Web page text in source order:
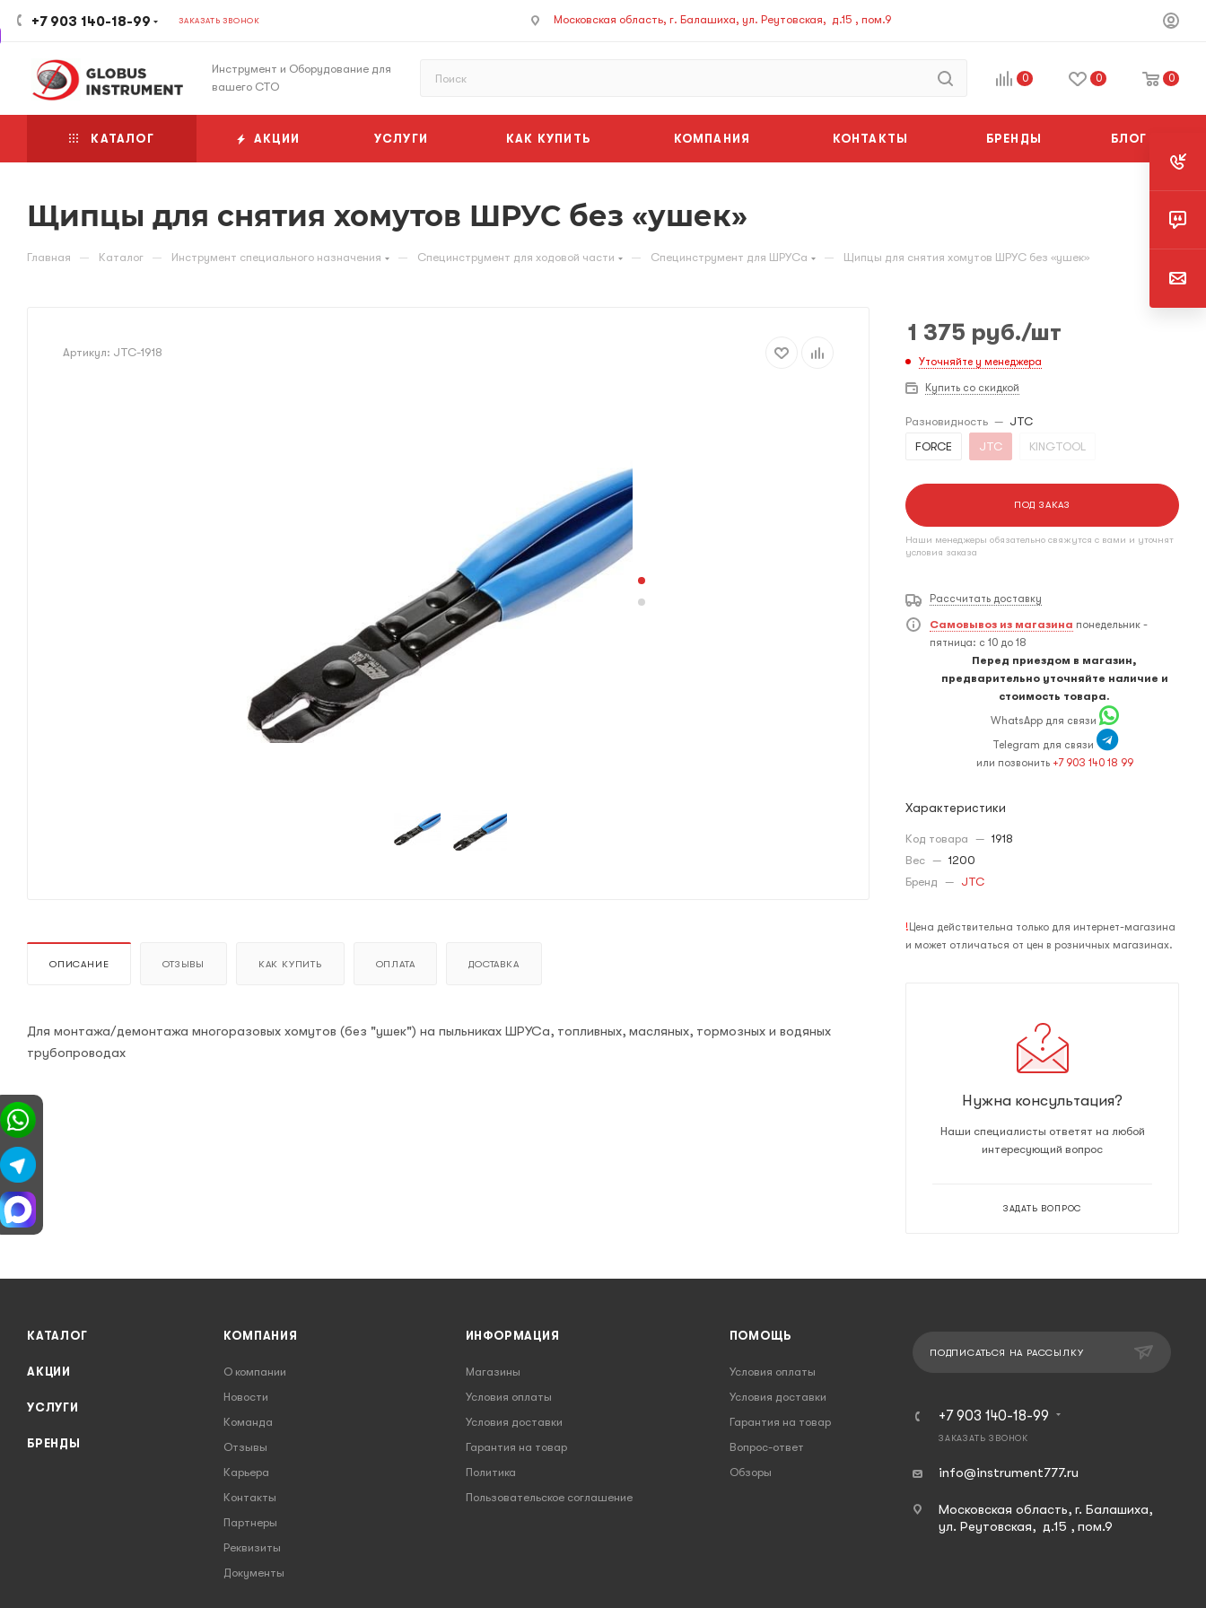
+7 903 140-18-99 ЗАКАЗАТЬ ЗВОНОК Московская область, г. Балашиха, ул. Реутовская, д.15 , пом.9
Инструмент и Оборудование для
вашего СТО
0 0 0
КАТАЛОГ АКЦИИ УСЛУГИ КАК КУПИТЬ КОМПАНИЯ КОНТАКТЫ БРЕНДЫ БЛОГ
Щипцы для снятия хомутов ШРУС без «ушек»
Главная — Каталог — Инструмент специального назначения — Специнструмент для ходовой части — Специнструмент для ШРУСа — Щипцы для снятия хомутов ШРУС без «ушек»
Артикул: JTC-1918
ОПИСАНИЕ ОТЗЫВЫ КАК КУПИТЬ ОПЛАТА ДОСТАВКА
Для монтажа/демонтажа многоразовых хомутов (без "ушек") на пыльниках ШРУСа, топливных, масляных, тормозных и водяных
трубопроводах
1 375 руб./шт
Уточняйте у менеджера
Купить со скидкой
Разновидность — JTC
FORCE
JTC KINGTOOL
ПОД ЗАКАЗ
Наши менеджеры обязательно свяжутся с вами и уточнят
условия заказа
Рассчитать доставку
Самовывоз из магазина понедельник -
пятница: с 10 до 18
Перед приездом в магазин,
предварительно уточняйте наличие и
стоимость товара.
WhatsApp для связи
Telegram для связи
или позвонить +7 903 140 18 99
Характеристики
Код товара — 1918
Вес — 1200
Бренд — JTC
! Цена действительна только для интернет-магазина
и может отличаться от цен в розничных магазинах.
Нужна консультация?
Наши специалисты ответят на любой
интересующий вопрос
ЗАДАТЬ ВОПРОС
КАТАЛОГ
АКЦИИ
УСЛУГИ
БРЕНДЫ
КОМПАНИЯ
О компании
Новости
Команда
Отзывы
Карьера
Контакты
Партнеры
Реквизиты
Документы
ИНФОРМАЦИЯ
Магазины
Условия оплаты
Условия доставки
Гарантия на товар
Политика
Пользовательское соглашение
ПОМОЩЬ
Условия оплаты
Условия доставки
Гарантия на товар
Вопрос-ответ
Обзоры
ПОДПИСАТЬСЯ НА РАССЫЛКУ
+7 903 140-18-99
ЗАКАЗАТЬ ЗВОНОК
info@instrument777.ru
Московская область, г. Балашиха,
ул. Реутовская, д.15 , пом.9